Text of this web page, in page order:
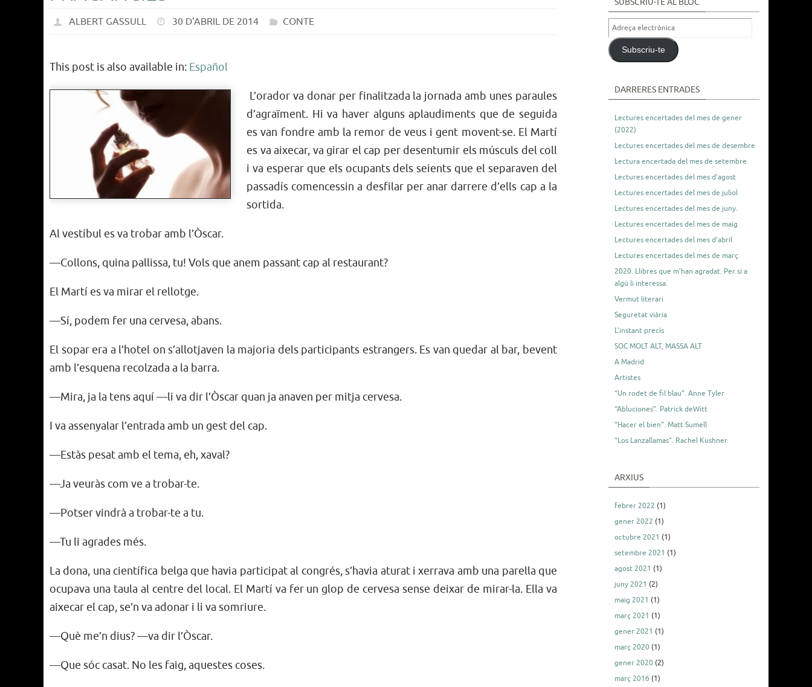
ALBERT GASSULL 30 D'ABRIL DE 2014 CONTE
This post is also available in: Español
L’orador va donar per finalitzada la jornada amb unes paraules
d’agraïment. Hi va haver alguns aplaudiments que de seguida
es van fondre amb la remor de veus i gent movent-se. El Martí
es va aixecar, va girar el cap per desentumir els músculs del coll
i va esperar que els ocupants dels seients que el separaven del
passadís comencessin a desfilar per anar darrere d’ells cap a la
sortida.
Al vestíbul es va trobar amb l’Òscar.
—Collons, quina pallissa, tu! Vols que anem passant cap al restaurant?
El Martí es va mirar el rellotge.
—Sí, podem fer una cervesa, abans.
El sopar era a l’hotel on s’allotjaven la majoria dels participants estrangers. Es van quedar al bar, bevent
amb l’esquena recolzada a la barra.
—Mira, ja la tens aquí —li va dir l’Òscar quan ja anaven per mitja cervesa.
I va assenyalar l’entrada amb un gest del cap.
—Estàs pesat amb el tema, eh, xaval?
—Ja veuràs com ve a trobar-te.
—Potser vindrà a trobar-te a tu.
—Tu li agrades més.
La dona, una científica belga que havia participat al congrés, s’havia aturat i xerrava amb una parella que
ocupava una taula al centre del local. El Martí va fer un glop de cervesa sense deixar de mirar-la. Ella va
aixecar el cap, se’n va adonar i li va somriure.
—Què me’n dius? —va dir l’Òscar.
—Que sóc casat. No les faig, aquestes coses.
SUBSCRIU-TE AL BLOC
Adreça
electrònica
Subscriu-te
DARRERES ENTRADES
Lectures encertades del mes de gener
(2022)
Lectures encertades del mes de desembre
Lectura encertada del mes de setembre
Lectures encertades del mes d’agost
Lectures encertades del mes de juliol
Lectures encertades del mes de juny.
Lectures encertades del mes de maig
Lectures encertades del mes d’abril
Lectures encertades del mes de març
2020. Llibres que m’han agradat. Per si a
algú li interessa.
Vermut literari
Seguretat viària
L’instant precís
SOC MOLT ALT, MASSA ALT
A Madrid
Artistes
“Un rodet de fil blau”. Anne Tyler
“Abluciones”. Patrick deWitt
“Hacer el bien”. Matt Sumell
“Los Lanzallamas”. Rachel Kushner
ARXIUS
febrer 2022 (1)
gener 2022 (1)
octubre 2021 (1)
setembre 2021 (1)
agost 2021 (1)
juny 2021 (2)
maig 2021 (1)
març 2021 (1)
gener 2021 (1)
març 2020 (1)
gener 2020 (2)
març 2016 (1)